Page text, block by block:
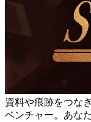
資料や痕跡をつな
ベンチャー。あな